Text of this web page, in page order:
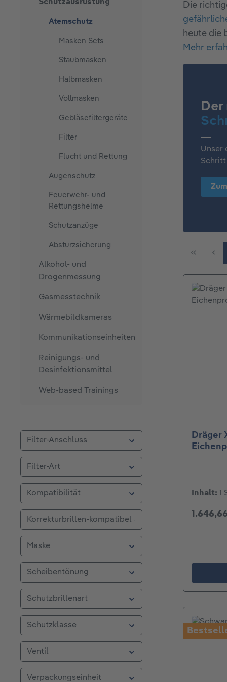
Schutzausrüstung
Atemschutz
Masken Sets
Staubmasken
Halbmasken
Vollmasken
Gebläsefiltergeräte
Filter
Flucht und Rettung
Augenschutz
Feuerwehr- und
Rettungshelme
Schutzanzüge
Absturzsicherung
Alkohol- und
Drogenmessung
Gasmesstechnik
Wärmebildkameras
Kommunikationseinheiten
Reinigungs- und
Desinfektionsmittel
Web-based Trainings
Filter-Anschluss
Filter-Art
Kompatibilität
Korrekturbrillen-kompatibel
Maske
Scheibentönung
Schutzbrillenart
Schutzklasse
Ventil
Verpackungseinheit
Die
heute die
Mehr
Unser
Schritt
Dräger
Inhalt: